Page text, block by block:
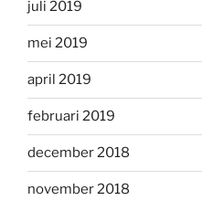
juli 2019
mei 2019
april 2019
februari 2019
december 2018
november 2018